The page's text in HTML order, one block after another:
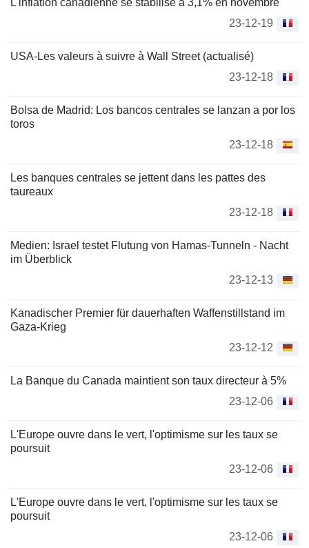
L'inflation canadienne se stabilise à 3,1% en novembre
23-12-19
USA-Les valeurs à suivre à Wall Street (actualisé)
23-12-18
Bolsa de Madrid: Los bancos centrales se lanzan a por los
toros
23-12-18
Les banques centrales se jettent dans les pattes des
taureaux
23-12-18
Medien: Israel testet Flutung von Hamas-Tunneln - Nacht
im Überblick
23-12-13
Kanadischer Premier für dauerhaften Waffenstillstand im
Gaza-Krieg
23-12-12
La Banque du Canada maintient son taux directeur à 5%
23-12-06
L'Europe ouvre dans le vert, l'optimisme sur les taux se
poursuit
23-12-06
L'Europe ouvre dans le vert, l'optimisme sur les taux se
poursuit
23-12-06